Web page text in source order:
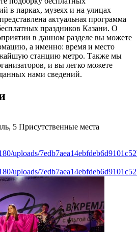
в парках, музеях и на улицах
актуальная программа
праздников Казани. О
в данном разделе вы можете
а именно: время и место
станцию метро. Также мы
и вы легко можете
нами сведений.
5 Присутственные места
uploads/
uploads/